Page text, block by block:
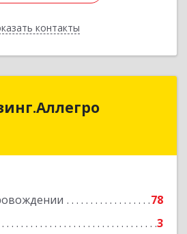
контакты
Назад
78
3
Ухта г, Чернова ул, дом №